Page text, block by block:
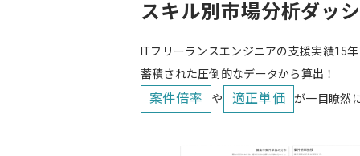
スキル別市場分析ダッ
ITフリーランスエンジニアの支援実績15
蓄積された圧倒的なデータから算出！
案件倍率 や 適正単価 が一目瞭然